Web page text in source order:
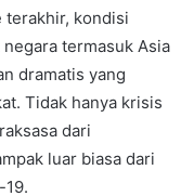
terakhir, kondisi
termasuk Asia
dramatis yang
Tidak hanya krisis
dari
luar biasa dari